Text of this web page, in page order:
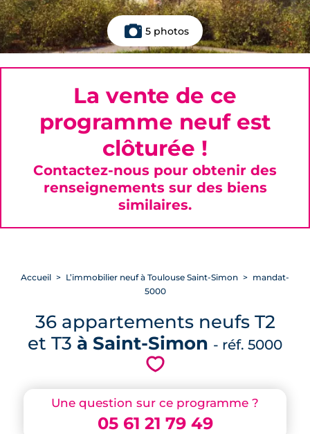
5 photos
Une question sur ce programme ?
05 61 21 79 49
Accueil L’immobilier neuf à Toulouse Saint-Simon
mandat-
5000
36 appartements neufs T2
et T3 à Saint-Simon - réf. 5000
💗
La vente de ce
programme neuf est
clôturée !
Contactez-nous pour obtenir des
renseignements sur des biens
similaires.